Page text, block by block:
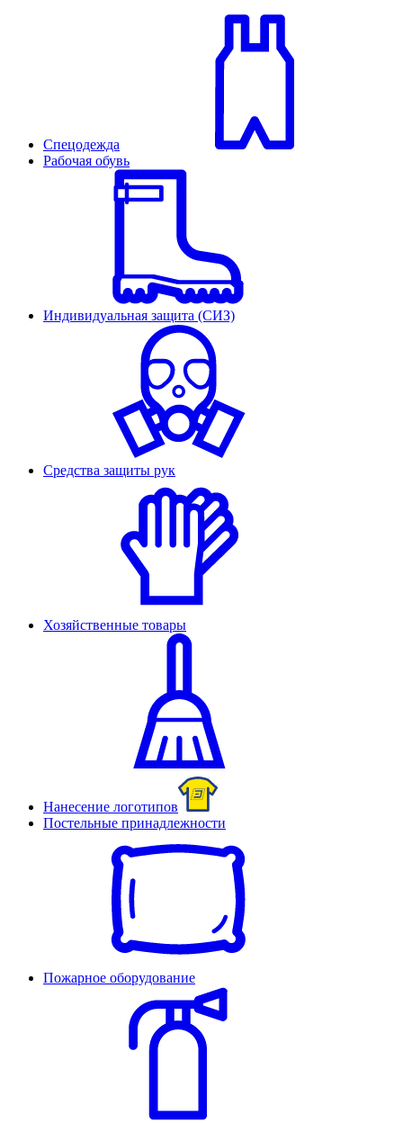
Спецодежда
Рабочая обувь
Индивидуальная защита (СИЗ)
Средства защиты рук
Хозяйственные товары
Нанесение логотипов
Постельные принадлежности
Пожарное оборудование